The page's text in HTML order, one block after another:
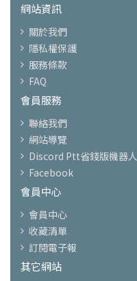
網站資訊
關於我們
隱私權保護
服務條款
FAQ
會員服務
聯絡我們
網站導覽
Discord Ptt省錢版機器人
Facebook
會員中心
會員中心
收藏清單
訂閱電子報
其它網站